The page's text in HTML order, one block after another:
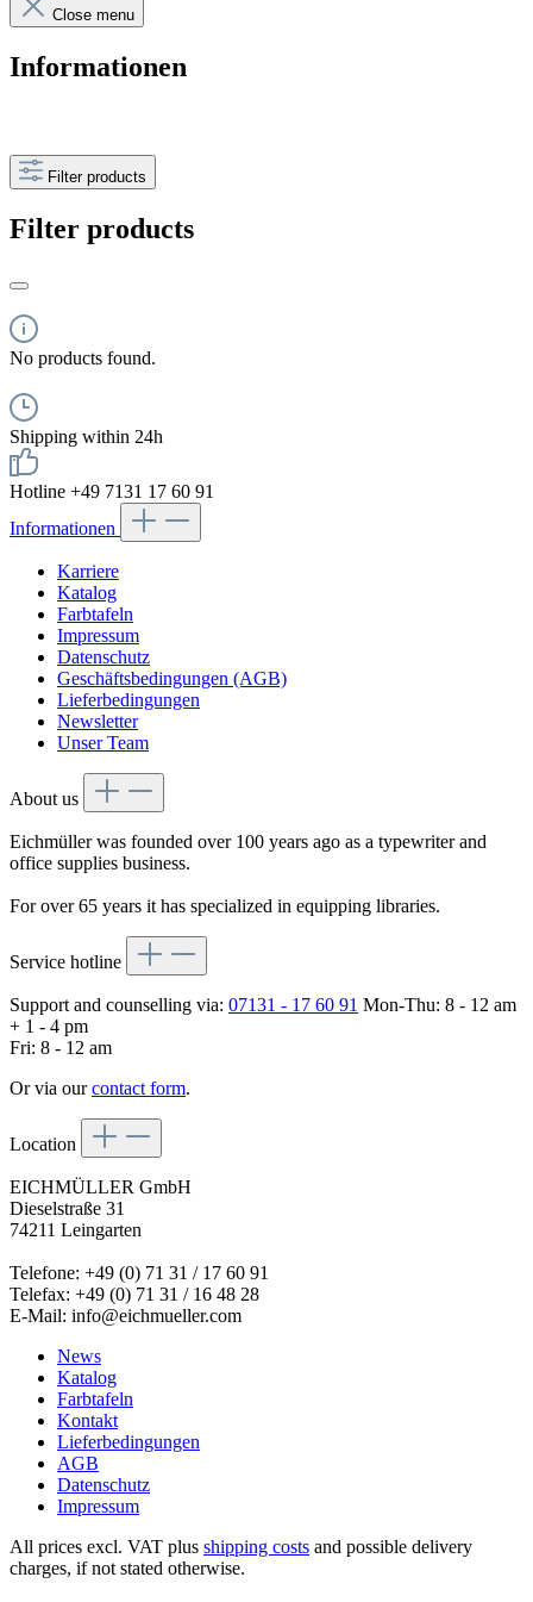
Close menu
Informationen
Filter products
Filter products
No products found.
Shipping within 24h
Hotline +49 7131 17 60 91
Informationen
Karriere
Katalog
Farbtafeln
Impressum
Datenschutz
Geschäftsbedingungen (AGB)
Lieferbedingungen
Newsletter
Unser Team
About us
Eichmüller was founded over 100 years ago as a typewriter and
office supplies business.
For over 65 years it has specialized in equipping libraries.
Service hotline
Support and counselling via: 07131 - 17 60 91 Mon-Thu: 8 - 12 am
+ 1 - 4 pm
Fri: 8 - 12 am
Or via ourcontact form.
Location
EICHMÜLLER GmbH
Dieselstraße 31
74211 Leingarten
Telefone: +49 (0) 71 31 / 17 60 91
Telefax: +49 (0) 71 31 / 16 48 28
E-Mail: info@eichmueller.com
News
Katalog
Farbtafeln
Kontakt
Lieferbedingungen
AGB
Datenschutz
Impressum
All prices excl. VAT plus shipping costs and possible delivery
charges, if not stated otherwise.